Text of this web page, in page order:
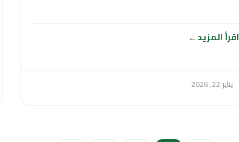
اقرأ المزيد
يناير 22, 2026